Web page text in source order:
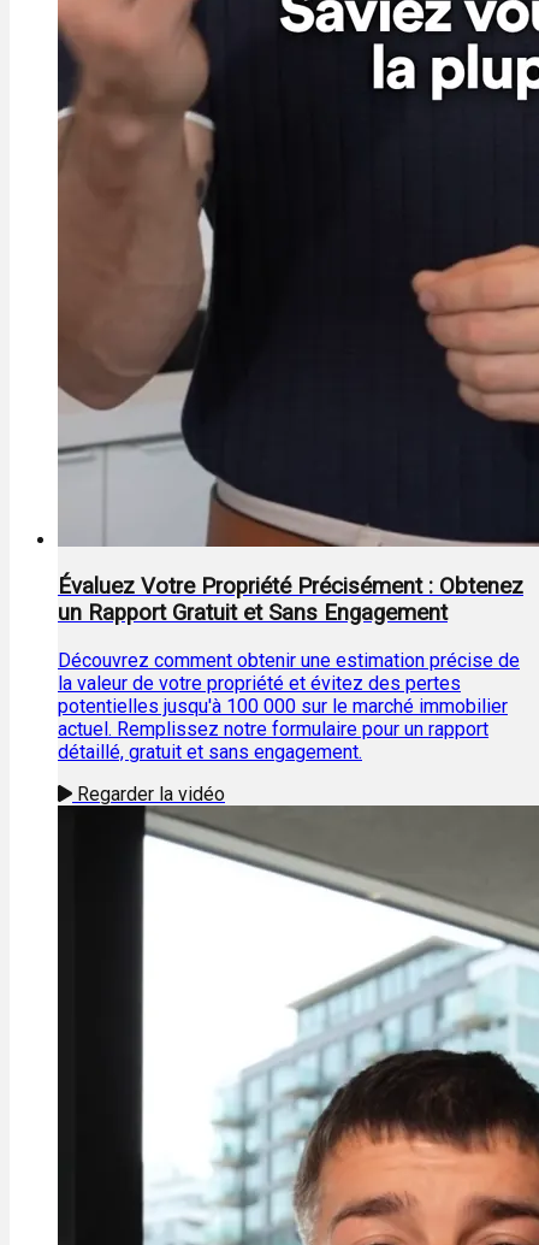
Évaluez Votre Propriété Précisément : Obtenez
un Rapport Gratuit et Sans Engagement
Découvrez comment obtenir une estimation précise de
la valeur de votre propriété et évitez des pertes
potentielles jusqu'à 100 000 sur le marché immobilier
actuel. Remplissez notre formulaire pour un rapport
détaillé, gratuit et sans engagement.
Regarder la vidéo